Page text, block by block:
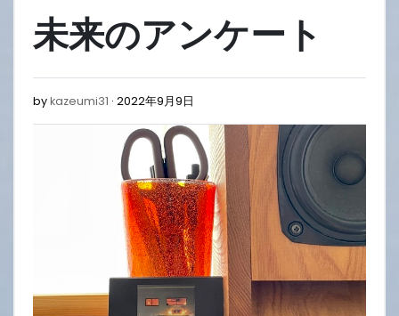
未来のアンケート
bykazeumi31 2022年9月9日
9
月
9
日